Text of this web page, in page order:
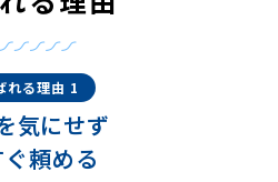
れる理由 1
気にせず
頼める